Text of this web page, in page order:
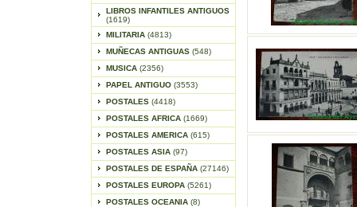
LIBROS INFANTILES ANTIGUOS
(1619)
MILITARIA (4813)
MUÑECAS ANTIGUAS (548)
MUSICA (2356)
PAPEL ANTIGUO (3553)
POSTALES (4418)
POSTALES AFRICA (1669)
POSTALES AMERICA (615)
POSTALES ASIA (97)
POSTALES DE ESPAÑA (27146)
POSTALES EUROPA (5261)
POSTALES OCEANIA (8)